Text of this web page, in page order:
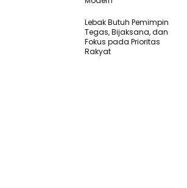
Lebak Butuh Pemimpin
Tegas, Bijaksana, dan
Fokus pada Prioritas
Rakyat